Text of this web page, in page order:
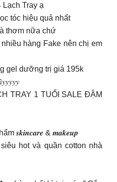
Tray ạ
tóc hiệu quả nhất
thơm nữa chứ
hàng Fake nên chị em
gel dưỡng trị giá 195k
TRAY 1 TUỔI SALE ĐẬM
𝒔𝒌𝒊𝒏𝒄𝒂𝒓𝒆 & 𝒎𝒂𝒌𝒆𝒖𝒑
hot và quần cotton nhà